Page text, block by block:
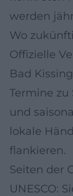
werden
Wo
Offizielle
Bad
Termine
und
lokale
flankieren.
Seiten der
UNESCO: